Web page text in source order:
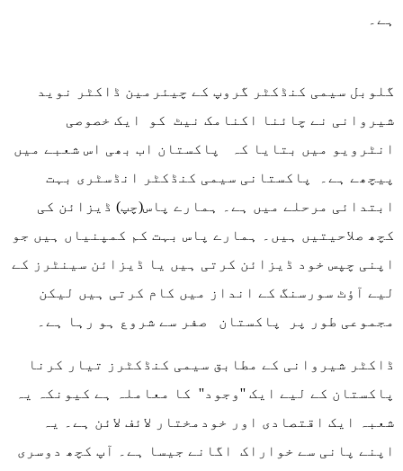
ہے۔
شیروانی نے چائنا اکنامک نیٹ کو ایک خصوصی
انٹرویو میں بتایا کہ پاکستان اب بھی اس شعبے میں
پیچھے ہے۔ پاکستانی سیمی کنڈکٹر انڈسٹری بہت
ابتدائی مرحلے میں ہے۔ ہمارے پاس(چپ) ڈیزائن کی
کچھ صلاحیتیں ہیں۔ ہمارے پاس بہت کم کمپنیاں ہیں جو
اپنی چپس خود ڈیزائن کرتی ہیں یا ڈیزائن سینٹرز کے
لیے آؤٹ سورسنگ کے انداز میں کام کرتی ہیں لیکن
مجموعی طور پر پاکستان صفر سے شروع ہو رہا ہے۔
ڈاکٹر شیروانی کے مطابق سیمی کنڈکٹرز تیار کرنا
پاکستان کے لیے ایک ''وجود'' کا معاملہ ہے کیونکہ یہ
شعبہ ایک اقتصادی اور خودمختار لائف لائن ہے۔ یہ
اپنے پانی سے خواراک اگانے جیسا ہے۔ آپ کچھ دوسری